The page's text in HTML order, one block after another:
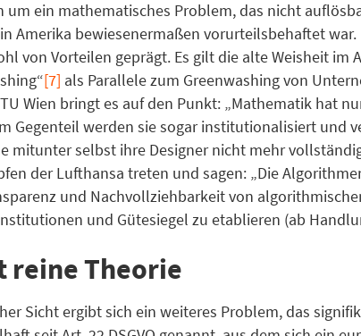
um ein mathematisches Problem, das nicht
Amerika bewiesenermaßen vorurteilsbehaftet
von Vorteilen geprägt. Es gilt die alte Weisheit im
[7] als Parallele zum Greenwashing von
Wien bringt es auf den Punkt: „Mathematik hat
Gegenteil werden sie sogar institutionalisiert und
mitunter selbst ihre Designer nicht mehr
der Lufthansa treten und sagen: „Die
und Nachvollziehbarkeit von
und Gütesiegel zu etablieren (ab
reine Theorie
Sicht ergibt sich ein weiteres Problem, das